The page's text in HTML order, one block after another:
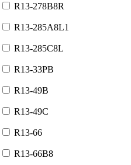
R13-278B8R
R13-285A8L1
R13-285C8L
R13-33PB
R13-49B
R13-49C
R13-66
R13-66B8